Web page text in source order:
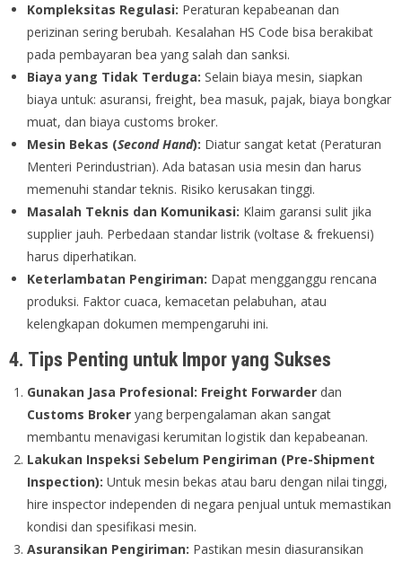
Kompleksitas Regulasi: Peraturan kepabeanan dan
perizinan sering berubah. Kesalahan HS Code bisa berakibat
pada pembayaran bea yang salah dan sanksi.
Biaya yang Tidak Terduga: Selain biaya mesin, siapkan
biaya untuk: asuransi, freight, bea masuk, pajak, biaya bongkar
muat, dan biaya customs broker.
Mesin Bekas (Second Hand): Diatur sangat ketat (Peraturan
Menteri Perindustrian). Ada batasan usia mesin dan harus
memenuhi standar teknis. Risiko kerusakan tinggi.
Masalah Teknis dan Komunikasi: Klaim garansi sulit jika
supplier jauh. Perbedaan standar listrik (voltase & frekuensi)
harus diperhatikan.
Keterlambatan Pengiriman: Dapat mengganggu rencana
produksi. Faktor cuaca, kemacetan pelabuhan, atau
kelengkapan dokumen mempengaruhi ini.
4. Tips Penting untuk Impor yang Sukses
Gunakan Jasa Profesional: Freight Forwarder dan
Customs Broker yang berpengalaman akan sangat
membantu menavigasi kerumitan logistik dan kepabeanan.
Lakukan Inspeksi Sebelum Pengiriman (Pre-Shipment
Inspection): Untuk mesin bekas atau baru dengan nilai tinggi,
hire inspector independen di negara penjual untuk memastikan
kondisi dan spesifikasi mesin.
Asuransikan Pengiriman: Pastikan mesin diasuransikan